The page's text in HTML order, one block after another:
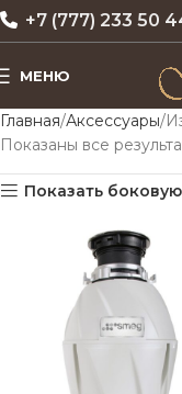
+7 (777) 233 50
МЕНЮ
Главная Аксессуары
Показаны все
Показать